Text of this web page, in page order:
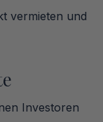
vermieten und
Investoren